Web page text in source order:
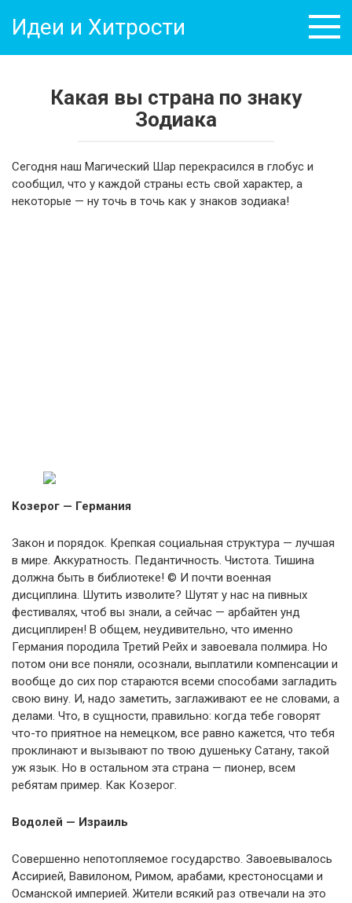
контенту
Идеи и Хитрости
Какая вы страна по знаку
Зодиака
Сегодня наш Магический Шар перекрасился в глобус и
сообщил, что у каждой страны есть свой характер, а
некоторые — ну точь в точь как у знаков зодиака!
Козерог — Германия
Закон и порядок. Крепкая социальная структура — лучшая
в мире. Аккуратность. Педантичность. Чистота. Тишина
должна быть в библиотеке! © И почти военная
дисциплина. Шутить изволите? Шутят у нас на пивных
фестивалях, чтоб вы знали, а сейчас — арбайтен унд
дисциплирен! В общем, неудивительно, что именно
Германия породила Третий Рейх и завоевала полмира. Но
потом они все поняли, осознали, выплатили компенсации и
вообще до сих пор стараются всеми способами загладить
свою вину. И, надо заметить, заглаживают ее не словами, а
делами. Что, в сущности, правильно: когда тебе говорят
что-то приятное на немецком, все равно кажется, что тебя
проклинают и вызывают по твою душеньку Сатану, такой
уж язык. Но в остальном эта страна — пионер, всем
ребятам пример. Как Козерог.
Водолей — Израиль
Совершенно непотопляемое государство. Завоевывалось
Ассирией, Вавилоном, Римом, арабами, крестоносцами и
Османской империей. Жители всякий раз отвечали на это